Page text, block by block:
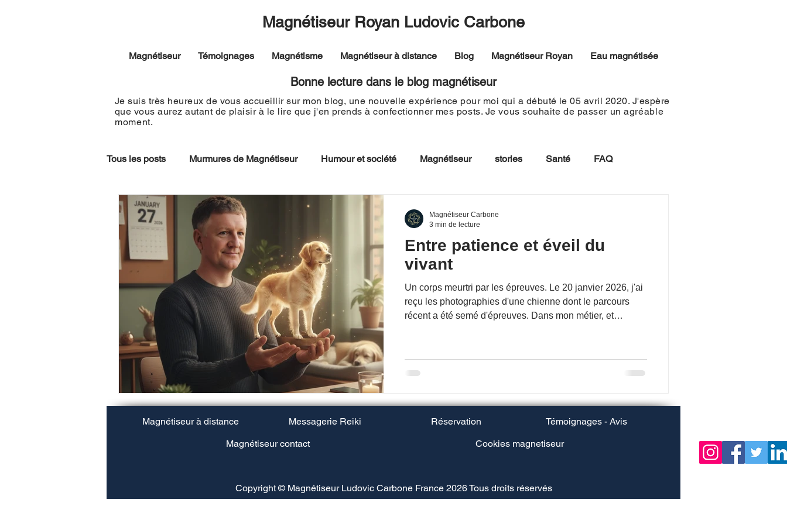
Magnétiseur Témoignages Magnétisme Magnétiseur à distance Blog Magnétiseur Royan Eau magnétisée
Magnétiseur Royan Ludovic Carbone
Bonne lecture dans le blog magnétiseur
Je suis très heureux de vous accueillir sur mon blog, une nouvelle expérience pour moi qui a débuté le 05 avril 2020. J'espère
que vous aurez autant de plaisir à le lire que j'en prends à confectionner mes posts. Je vous souhaite de passer unagréable
moment.
Tous les posts Murmures de Magnétiseur Humour et société Magnétiseur stories Santé FAQ
Entre patience et éveil du
vivant
Un corps meurtri par les épreuves. Le 20 janvier 2026, j'ai
reçu les photographies d'une chienne dont le parcours
récent a été semé d'épreuves. Dans mon métier, et
fondamentale : soigner et guérir sont deux chemins
différents.
Magnétiseur Carbone
3 min de lecture
Magnétiseur à distance
Messagerie Reiki
Magnétiseur contact
Réservation
Témoignages - Avis
Cookies magnetiseur
Copyright © Magnétiseur Ludovic Carbone France 2026 Tous droits réservés